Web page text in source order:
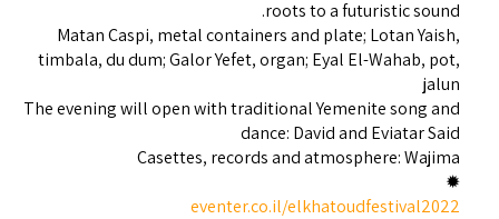
roots to a futuristic sound.
Matan Caspi, metal containers and plate; Lotan Yaish,
timbala, du dum; Galor Yefet, organ; Eyal El-Wahab, pot,
jalun
The evening will open with traditional Yemenite song and
dance: David and Eviatar Said
Casettes, records and atmosphere: Wajima
✹
eventer.co.il/elkhatoudfestival2022